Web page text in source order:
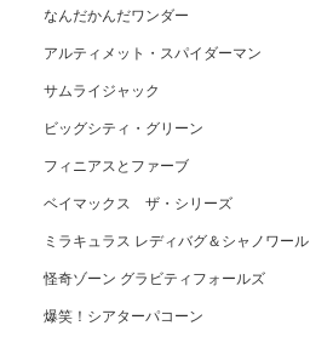
なんだかんだワンダー
アルティメット・スパイダーマン
サムライジャック
ビッグシティ・グリーン
フィニアスとファーブ
ベイマックス ザ・シリーズ
ミラキュラス レディバグ＆シャノワール
怪奇ゾーン グラビティフォールズ
爆笑！シアターパコーン